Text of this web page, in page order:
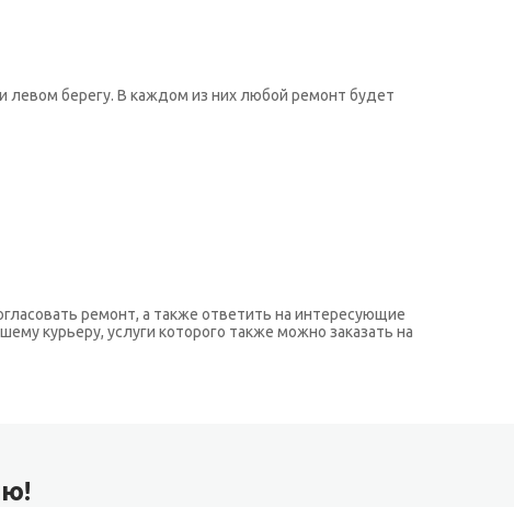
левом берегу. В каждом из них любой ремонт будет
ремонт, а также ответить на интересующие
курьеру, услуги которого также можно заказать на